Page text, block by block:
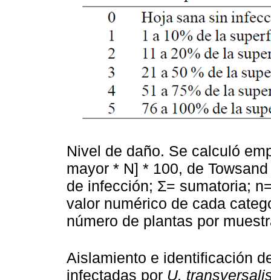
Nivel de daño. Se calculó
mayor * N] * 100, de
de infección; Σ= sumatoria;
valor numérico de cada
número de plantas por
Aislamiento e identificación
infectadas por U.